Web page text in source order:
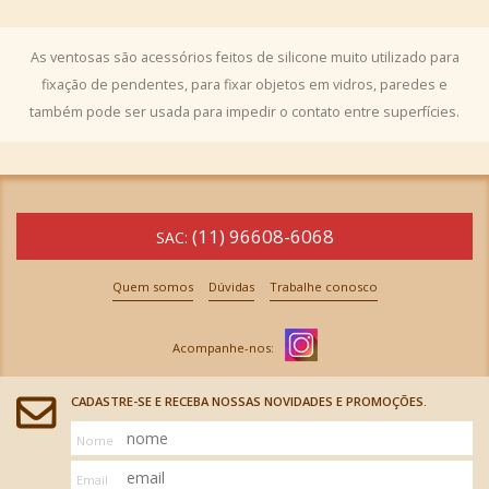
As ventosas são acessórios feitos de silicone muito utilizado para
fixação de pendentes, para fixar objetos em vidros, paredes e
também pode ser usada para impedir o contato entre superfícies.
SAC: (11) 96608-6068
Quem somos Dúvidas Trabalhe conosco
CADASTRE-SE E RECEBA NOSSAS NOVIDADES E PROMOÇÕES.
Nome
Email